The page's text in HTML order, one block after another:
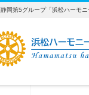
岡第5グループ「浜松ハーモニ